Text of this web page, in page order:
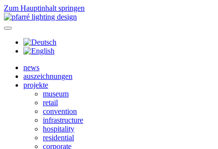
Zum Hauptinhalt springen
news
auszeichnungen
projekte
museum
retail
convention
infrastructure
hospitality
residential
corporate